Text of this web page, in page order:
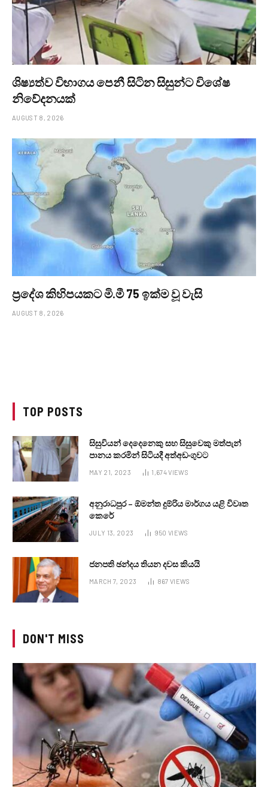
ශිෂ්‍යත්ව විභාගය පෙනී සිටින සිසුන්ට විශේෂ
නිවේදනයක්
AUGUST 8, 2026
ප්‍රදේශ කිහිපයකට මි.මී 75 ඉක්ම වූ වැසි
AUGUST 8, 2026
TOP POSTS
සිසුවියන් දෙදෙනෙකු සහ සිසුවෙකු මත්පැන්
පානය කරමින් සිටියදී අත්අඩංගුවට
MAY 21, 2023 1,674VIEWS
අනුරාධපුර – ඕමන්ත දුම්රිය මාර්ගය යළි විවෘත
කෙරේ
JULY 13, 2023 950 VIEWS
ජනපති ඡන්දය තියන දවස කියයි
MARCH 7, 2023 867 VIEWS
DON'T MISS